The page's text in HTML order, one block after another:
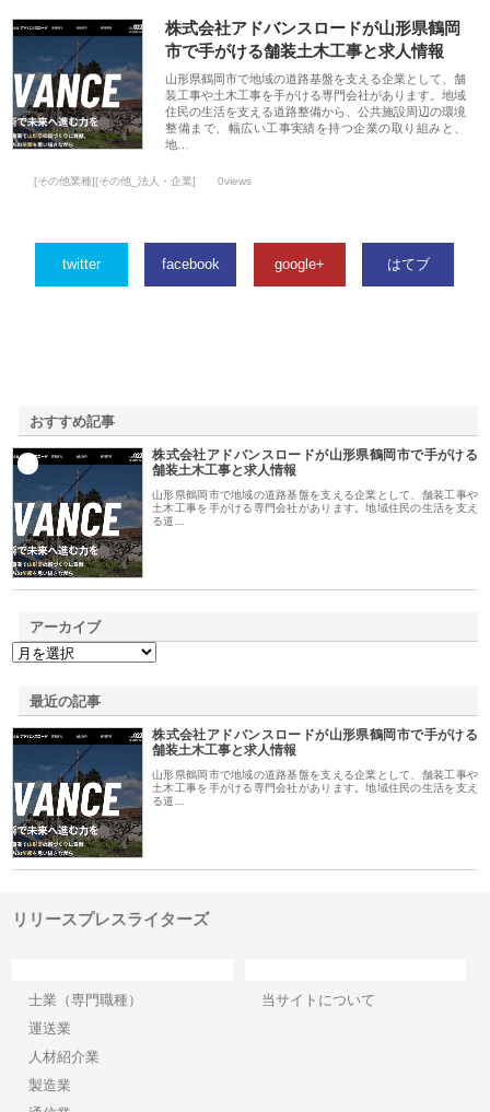
株式会社アドバンスロードが山形県鶴岡
市で手がける舗装土木工事と求人情報
山形県鶴岡市で地域の道路基盤を支える企業として、舗
装工事や土木工事を手がける専門会社があります。地域
住民の生活を支える道路整備から、公共施設周辺の環境
整備まで、幅広い工事実績を持つ企業の取り組みと、
地…
[その他業種][その他_法人・企業] 0views
twitter facebook google+ はてブ
おすすめ記事
株式会社アドバンスロードが山形県鶴岡市で手がける
舗装土木工事と求人情報
山形県鶴岡市で地域の道路基盤を支える企業として、舗装工事や
土木工事を手がける専門会社があります。地域住民の生活を支え
る道…
アーカイブ
最近の記事
株式会社アドバンスロードが山形県鶴岡市で手がける
舗装土木工事と求人情報
山形県鶴岡市で地域の道路基盤を支える企業として、舗装工事や
土木工事を手がける専門会社があります。地域住民の生活を支え
る道…
リリースプレスライターズ
士業（専門職種）
運送業
人材紹介業
製造業
当サイトについて